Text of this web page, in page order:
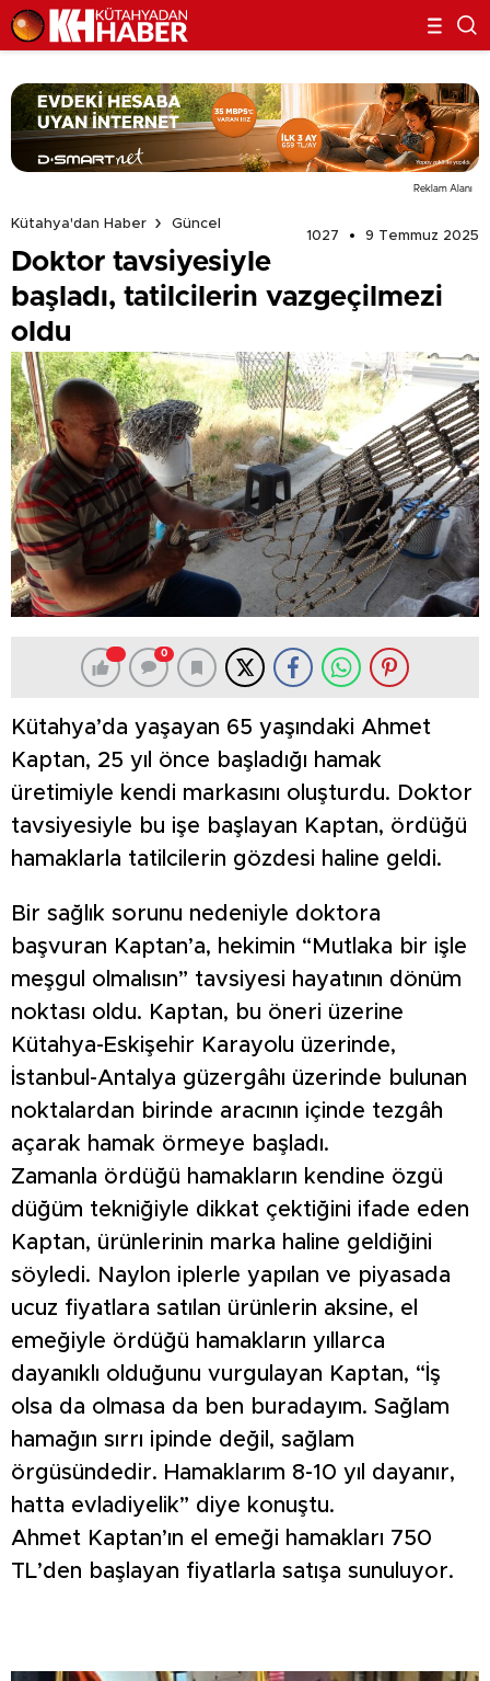
Reklam Alanı
Kütahya'dan Haber
Güncel
1027
9 Temmuz 2025
Doktor tavsiyesiyle
başladı, tatilcilerin vazgeçilmezi
oldu
0
Kütahya’da yaşayan 65 yaşındaki Ahmet
Kaptan, 25 yıl önce başladığı hamak
üretimiyle kendi markasını oluşturdu. Doktor
tavsiyesiyle bu işe başlayan Kaptan, ördüğü
hamaklarla tatilcilerin gözdesi haline geldi.
Bir sağlık sorunu nedeniyle doktora
başvuran Kaptan’a, hekimin “Mutlaka bir işle
meşgul olmalısın” tavsiyesi hayatının dönüm
noktası oldu. Kaptan, bu öneri üzerine
Kütahya-Eskişehir Karayolu üzerinde,
İstanbul-Antalya güzergâhı üzerinde bulunan
noktalardan birinde aracının içinde tezgâh
açarak hamak örmeye başladı.
Zamanla ördüğü hamakların kendine özgü
düğüm tekniğiyle dikkat çektiğini ifade eden
Kaptan, ürünlerinin marka haline geldiğini
söyledi. Naylon iplerle yapılan ve piyasada
ucuz fiyatlara satılan ürünlerin aksine, el
emeğiyle ördüğü hamakların yıllarca
dayanıklı olduğunu vurgulayan Kaptan, “İş
olsa da olmasa da ben buradayım. Sağlam
hamağın sırrı ipinde değil, sağlam
örgüsündedir. Hamaklarım 8-10 yıl dayanır,
hatta evladiyelik” diye konuştu.
Ahmet Kaptan’ın el emeği hamakları 750
TL’den başlayan fiyatlarla satışa sunuluyor.